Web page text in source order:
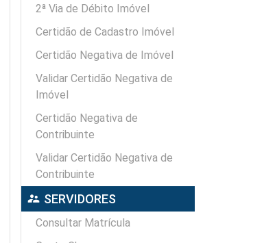
2ª Via de Débito Imóvel
Certidão de Cadastro Imóvel
Certidão Negativa de Imóvel
Validar Certidão Negativa de
Imóvel
Certidão Negativa de
Contribuinte
Validar Certidão Negativa de
Contribuinte
supervisor_account SERVIDORES
Consultar Matrícula